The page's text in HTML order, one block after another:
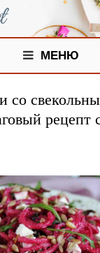
МЕНЮ
со
рецепт